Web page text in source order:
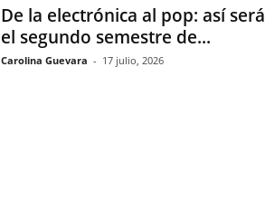
De la electrónica al pop: así será
el segundo semestre de...
Carolina Guevara - 17 julio, 2026